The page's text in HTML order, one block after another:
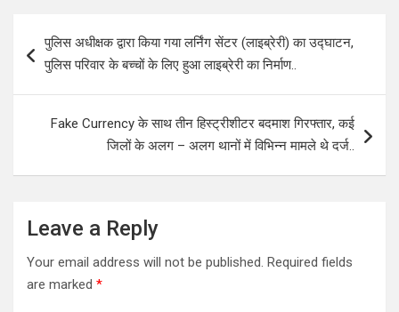
navigation
पुलिस अधीक्षक द्वारा किया गया लर्निंग सेंटर (लाइब्रेरी) का उद्घाटन,
पुलिस परिवार के बच्चों के लिए हुआ लाइब्रेरी का निर्माण..
Fake Currency के साथ तीन हिस्ट्रीशीटर बदमाश गिरफ्तार, कई
जिलों के अलग – अलग थानों में विभिन्न मामले थे दर्ज..
Leave a Reply
Your email address will not be published. Required fields
are marked *